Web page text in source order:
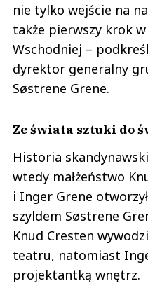
nie tylko wejście na
także pierwszy krok
Wschodniej –
dyrektor generalny
Søstrene Grene.
Ze świata sztuki do
Historia
wtedy małżeństwo
i Inger Grene
szyldem Søstrene
Knud Cresten
teatru, natomiast
projektantką wnętrz.